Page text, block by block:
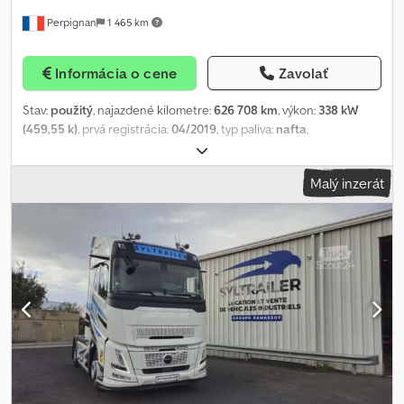
odbočovania FMS rozhranie Senzor svetla Upozornenie na únavu
Cúvací alarm Asistent vybočenia z jazdného pruhu Digitálny
prístrojový panel Tempomat Adaptívny tempomat (ACC) Počet
klimatizácia Komfortné vodičovo sedadlo s pneumatickým
odpružením Multifunkčný volant Vyhrievané vodičovo sedadlo
Doplnkové kúrenie Slnečná clona na strane vodiča Digitálne
Perpignan 1 465 km
Informácia o cene Zavolať
Stav: použitý, najazdené kilometre:626 708 km, výkon: 338 kW
(459,55 k), prvá registrácia:04/2019, typ paliva: nafta,
7 645 kg
11 355 kg, celková hmotnosť:19 000 kg, veľkosť pneumatiky:-,
, brzdy:brzdenie
motorom, typ prevodu:automatický, emisná trieda:Euro 6,
, Rok výroby:
ABS, klimatizácia,
palubný počítač, ref: LOC-VO25-2041 NA PRENÁJOM - SÚPRAVA
SO ZADNÝM SKLÁPAČOM – VOLVO FH 460 (2021) + SCHMITZ
CARGOBULL SKI24 (2024) Typ prenájmu: Krátkodobý / dlhodobý
Dostupnosť: Ihneď Využitie: Stavebníctvo – sypké materiály –
stavby Kontaktujte nás pre cenovú ponuku na prenájom ŤAHAČ
VOLVO FH 460 Značka: VOLVO Model: FH 460 Rok výroby: 2021
Najazdené km: 626 708 km Farba: Červená Konfigurácia: 4x2
Palivo: Diesel Emisná norma: Euro 6 Prevodovka: Automatizovaná I-
Shift Stav: Veľmi dobrý stav – pravidelne servisované Výbava
Malý inzerát